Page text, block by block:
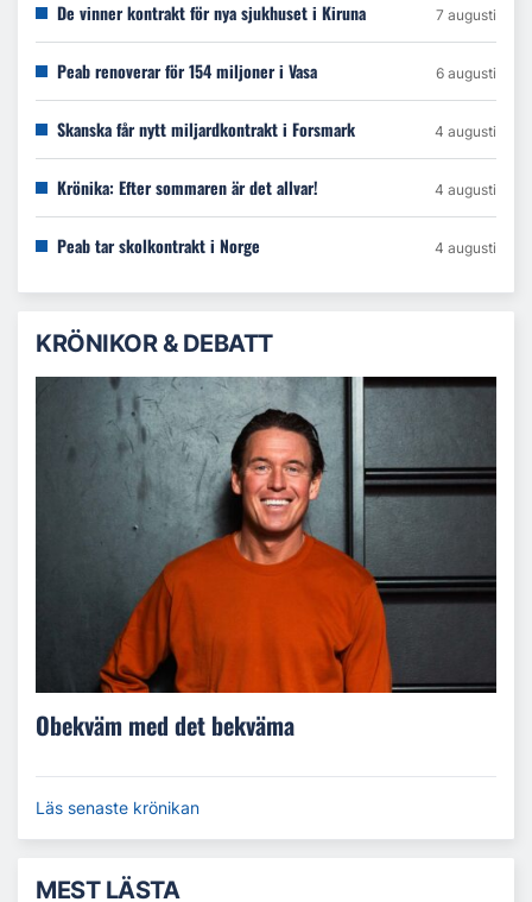
De vinner kontrakt för nya sjukhuset i Kiruna 7 augusti
Peab renoverar för 154 miljoner i Vasa 6 augusti
Skanska får nytt miljardkontrakt i Forsmark 4 augusti
Krönika: Efter sommaren är det allvar! 4 augusti
Peab tar skolkontrakt i Norge 4 augusti
KRÖNIKOR & DEBATT
Obekväm med det bekväma
Läs senaste krönikan
MEST LÄSTA